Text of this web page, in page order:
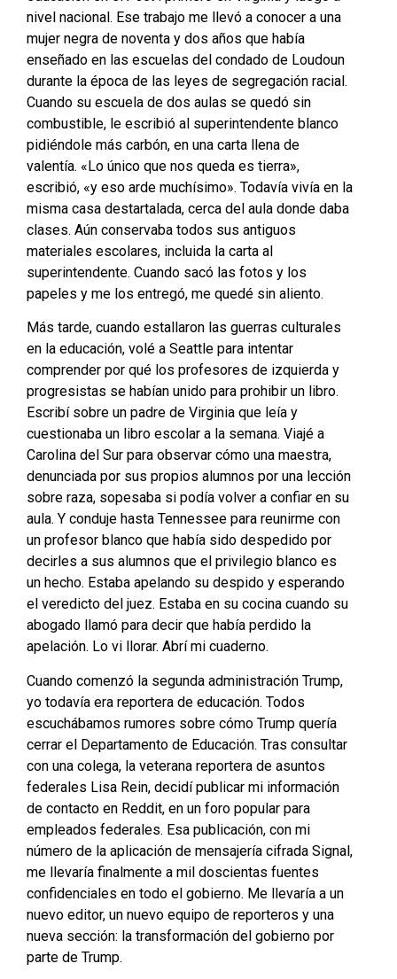
nivel nacional. Ese trabajo me llevó a conocer a una
mujer negra de noventa y dos años que había
enseñado en las escuelas del condado de Loudoun
durante la época de las leyes de segregación racial.
Cuando su escuela de dos aulas se quedó sin
combustible, le escribió al superintendente blanco
pidiéndole más carbón, en una carta llena de
valentía. «Lo único que nos queda es tierra»,
escribió, «y eso arde muchísimo». Todavía vivía en la
misma casa destartalada, cerca del aula donde daba
clases. Aún conservaba todos sus antiguos
materiales escolares, incluida la carta al
superintendente. Cuando sacó las fotos y los
papeles y me los entregó, me quedé sin aliento.
Más tarde, cuando estallaron las guerras culturales
en la educación, volé a Seattle para intentar
comprender por qué los profesores de izquierda y
progresistas se habían unido para prohibir un libro.
Escribí sobre un padre de Virginia que leía y
cuestionaba un libro escolar a la semana. Viajé a
Carolina del Sur para observar cómo una maestra,
denunciada por sus propios alumnos por una lección
sobre raza, sopesaba si podía volver a confiar en su
aula. Y conduje hasta Tennessee para reunirme con
un profesor blanco que había sido despedido por
decirles a sus alumnos que el privilegio blanco es
un hecho. Estaba apelando su despido y esperando
el veredicto del juez. Estaba en su cocina cuando su
abogado llamó para decir que había perdido la
apelación. Lo vi llorar. Abrí mi cuaderno.
Cuando comenzó la segunda administración Trump,
yo todavía era reportera de educación. Todos
escuchábamos rumores sobre cómo Trump quería
cerrar el Departamento de Educación. Tras consultar
con una colega, la veterana reportera de asuntos
federales Lisa Rein, decidí publicar mi información
de contacto en Reddit, en un foro popular para
empleados federales. Esa publicación, con mi
número de la aplicación de mensajería cifrada Signal,
me llevaría finalmente a mil doscientas fuentes
confidenciales en todo el gobierno. Me llevaría a un
nuevo editor, un nuevo equipo de reporteros y una
nueva sección: la transformación del gobierno por
parte de Trump.